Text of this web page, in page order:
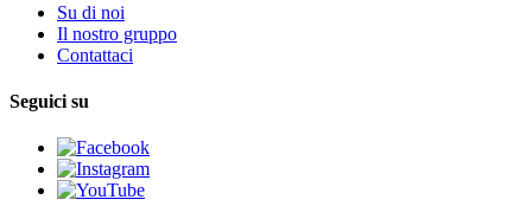
Su di noi
Il nostro gruppo
Contattaci
Seguici su